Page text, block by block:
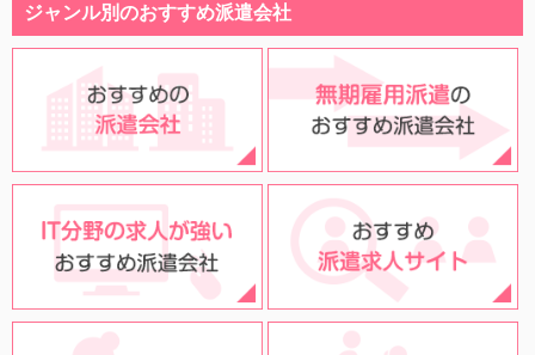
ジャンル別のおすすめ派遣会社